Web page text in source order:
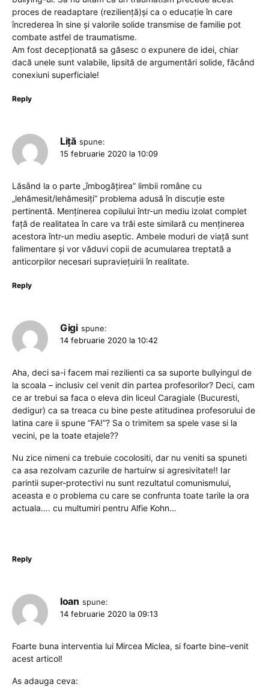
proces de readaptare (reziliență)și ca o educație în care
încrederea în sine și valorile solide transmise de familie pot
combate astfel de traumatisme.
Am fost decepționată sa găsesc o expunere de idei, chiar
dacă unele sunt valabile, lipsită de argumentări solide, făcând
conexiuni superficiale!
Reply
Liță spune:
15 februarie 2020 la 10:09
Lăsând la o parte „îmbogățirea” limbii române cu
„lehămesit/lehămesiți” problema adusă în discuție este
pertinentă. Menținerea copilului într-un mediu izolat complet
față de realitatea în care va trăi este similară cu menținerea
acestora într-un mediu aseptic. Ambele moduri de viață sunt
falimentare și vor văduvi copii de acumularea treptată a
anticorpilor necesari supraviețuirii în realitate.
Reply
Gigi spune:
14 februarie 2020 la 10:42
Aha, deci sa-i facem mai rezilienti ca sa suporte bullyingul de
la scoala – inclusiv cel venit din partea profesorilor? Deci, cam
ce ar trebui sa faca o eleva din liceul Caragiale (Bucuresti,
dedigur) ca sa treaca cu bine peste atitudinea profesorului de
latina care ii spune “FA!”? Sa o trimitem sa spele vase si la
vecini, pe la toate etajele??
Nu zice nimeni ca trebuie cocolositi, dar nu veniti sa spuneti
ca asa rezolvam cazurile de hartuirw si agresivitate!! Iar
parintii super-protectivi nu sunt rezultatul comunismului,
aceasta e o problema cu care se confrunta toate tarile la ora
actuala…. cu multumiri pentru Alfie Kohn…
Reply
Ioan spune:
14 februarie 2020 la 09:13
Foarte buna interventia lui Mircea Miclea, si foarte bine-venit
acest articol!
As adauga ceva: